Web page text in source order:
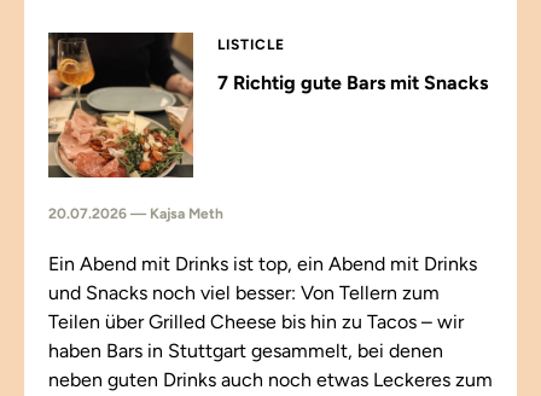
LISTICLE
7 Richtig gute Bars mit Snacks
20.07.2026 — Kajsa Meth
Ein Abend mit Drinks ist top, ein Abend mit Drinks
und Snacks noch viel besser: Von Tellern zum
Teilen über Grilled Cheese bis hin zu Tacos – wir
haben Bars in Stuttgart gesammelt, bei denen
neben guten Drinks auch noch etwas Leckeres zum